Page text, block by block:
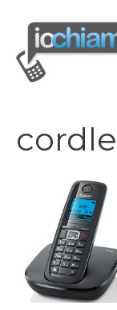
contenuto